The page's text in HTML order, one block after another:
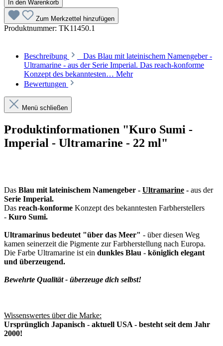
In den Warenkorb
Zum Merkzettel hinzufügen
Produktnummer: TK11450.1
Beschreibung
Das Blau mit lateinischem Namengeber -
Ultramarine - aus der Serie Imperial. Das reach-konforme
Konzept des bekanntesten… Mehr
Bewertungen
Menü schließen
Produktinformationen "Kuro Sumi -
Imperial - Ultramarine - 22 ml"
Das Blau mit lateinischem Namengeber - Ultramarine - aus der
Serie Imperial.
Das reach-konforme Konzept des bekanntesten Farbherstellers
- Kuro Sumi.
Ultramarinus bedeutet "über das Meer" - über diesen Weg
kamen seinerzeit die Pigmente zur Farbherstellung nach Europa.
Die Farbe Ultramarine ist ein dunkles Blau - königlich elegant
und überzeugend.
Bewehrte Qualität - überzeuge dich selbst!
Wissenswertes über die Marke:
Ursprünglich Japanisch - aktuell USA - besteht seit dem Jahr
2000!